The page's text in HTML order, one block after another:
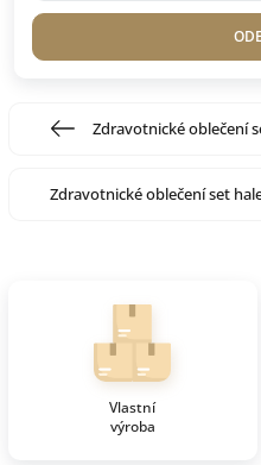
Zdravotnické oblečení
Zdravotnické oblečení set
Vlastní
výroba